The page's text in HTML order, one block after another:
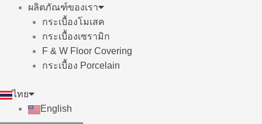
ผลิตภัณฑ์ของเรา
กระเบื้องโมเสค
กระเบื้องเซรามิก
F & W Floor Covering
กระเบื้อง Porcelain
ไทย
English